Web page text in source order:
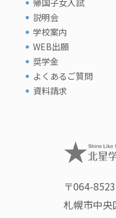
帰国子女入試
説明会
学校案内
WEB出願
奨学金
よくあるご質問
資料請求
〒064-8523
札幌市中央